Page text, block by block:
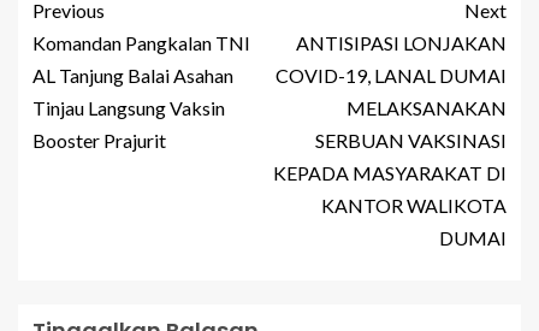
Previous
Komandan Pangkalan TNI
AL Tanjung Balai Asahan
Tinjau Langsung Vaksin
Booster Prajurit
Next
ANTISIPASI LONJAKAN
COVID-19, LANAL DUMAI
MELAKSANAKAN
SERBUAN VAKSINASI
KEPADA MASYARAKAT DI
KANTOR WALIKOTA
DUMAI